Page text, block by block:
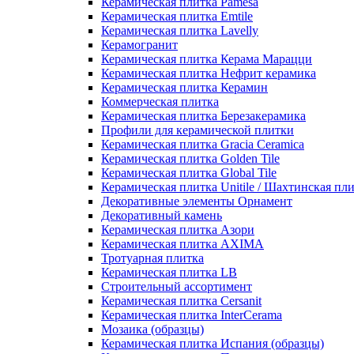
Керамическая плитка Emtile
Керамическая плитка Lavelly
Керамогранит
Керамическая плитка Керама Марацци
Керамическая плитка Нефрит керамика
Керамическая плитка Керамин
Коммерческая плитка
Керамическая плитка Березакерамика
Профили для керамической плитки
Керамическая плитка Gracia Ceramica
Керамическая плитка Golden Tile
Керамическая плитка Global Tile
Керамическая плитка Unitile / Шахтинская
Декоративные элементы Орнамент
Декоративный камень
Керамическая плитка Азори
Керамическая плитка AXIMA
Тротуарная плитка
Керамическая плитка LB
Строительный ассортимент
Керамическая плитка Cersanit
Керамическая плитка InterCerama
Мозаика (образцы)
Керамическая плитка Испания (образцы)